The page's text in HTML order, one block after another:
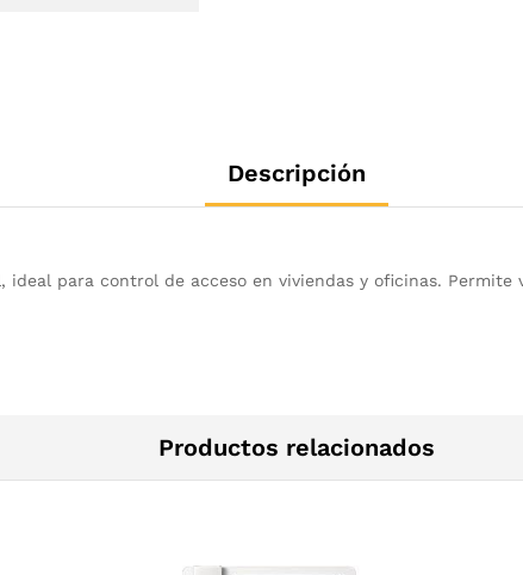
Descripción
para control de acceso en viviendas y oficinas.
Productos relacionados